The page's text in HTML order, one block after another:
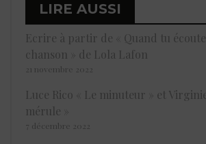
LIRE AUSSI
Ecrire à partir de « Quand tu
chanson » de Lola Lafon
21 novembre 2022
Luce Rico « Le minuteur » et
mérule »
7 décembre 2022